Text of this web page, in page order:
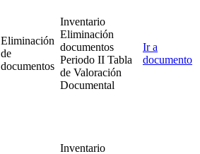
Eliminación
de
documentos
Inventario
Eliminación
documentos
Periodo II Tabla
de Valoración
Documental
Ir a
documento
Inventario